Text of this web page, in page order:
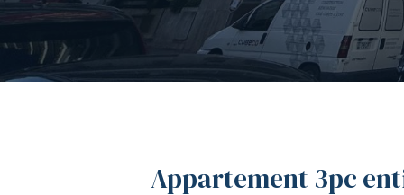
Appartement 3pc